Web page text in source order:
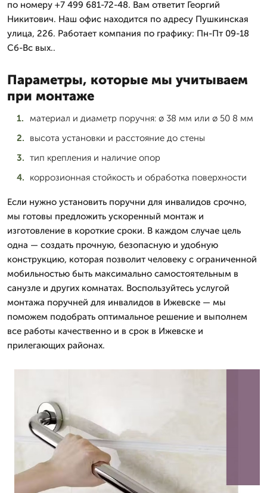
по номеру +7 499 681-72-48. Вам ответит Георгий
Никитович. Наш офис находится по адресу Пушкинская
улица, 226. Работает компания по графику: Пн-Пт 09-18
Сб-Вс вых..
Параметры, которые мы учитываем
при монтаже
материал и диаметр поручня: ø 38 мм или ø 50 8 мм
высота установки и расстояние до стены
тип крепления и наличие опор
коррозионная стойкость и обработка поверхности
Если нужно установить поручни для инвалидов срочно,
мы готовы предложить ускоренный монтаж и
изготовление в короткие сроки. В каждом случае цель
одна — создать прочную, безопасную и удобную
конструкцию, которая позволит человеку с ограниченной
мобильностью быть максимально самостоятельным в
санузле и других комнатах. Воспользуйтесь услугой
монтажа поручней для инвалидов в Ижевске — мы
поможем подобрать оптимальное решение и выполнем
все работы качественно и в срок в Ижевске и
прилегающих районах.